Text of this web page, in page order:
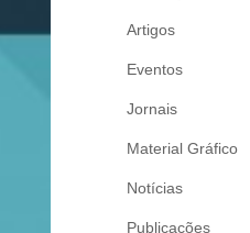
Artigos
Eventos
Jornais
Material Gráfico
Notícias
Publicações